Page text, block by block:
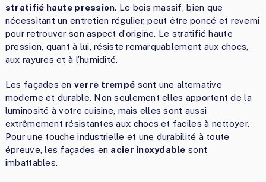
stratifié haute pression. Le bois massif, bien que
nécessitant un entretien régulier, peut être poncé et reverni
pour retrouver son aspect d’origine. Le stratifié haute
pression, quant à lui, résiste remarquablement aux chocs,
aux rayures et à l’humidité.
Les façades enverre trempé sont une alternative
moderne et durable. Non seulement elles apportent de la
luminosité à votre cuisine, mais elles sont aussi
extrêmement résistantes aux chocs et faciles à nettoyer.
Pour une touche industrielle et une durabilité à toute
épreuve, les façades en acier inoxydable sont
imbattables.